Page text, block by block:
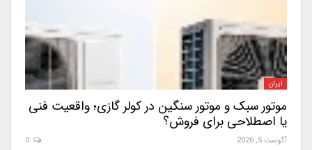
ایران
موتور سبک و موتور سنگین در کولر گازی؛ واقعیت فنی
یا اصطلاحی برای فروش؟
آگوست 5, 2026